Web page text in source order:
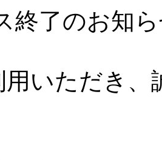
終了のお知
用いただき